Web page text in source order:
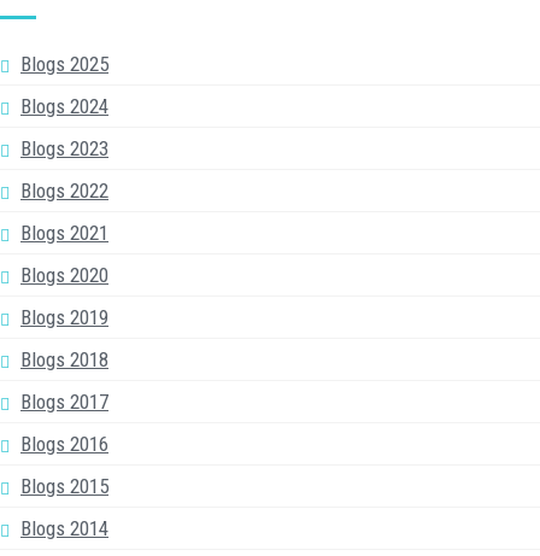
Blogs 2025
Blogs 2024
Blogs 2023
Blogs 2022
Blogs 2021
Blogs 2020
Blogs 2019
Blogs 2018
Blogs 2017
Blogs 2016
Blogs 2015
Blogs 2014